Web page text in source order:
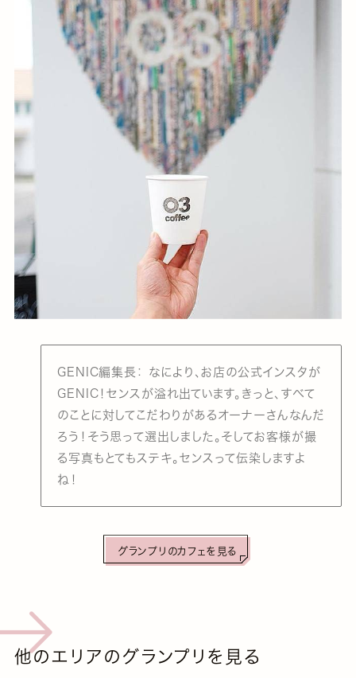
GENIC編集長： なにより、お店の公式インスタが
GENIC！センスが溢れ出ています。きっと、すべて
のことに対してこだわりがあるオーナーさんなんだ
ろう！そう思って選出しました。そしてお客様が撮
る写真もとてもステキ。センスって伝染しますよ
ね！
グランプリのカフェを見る
他のエリアのグランプリを見る